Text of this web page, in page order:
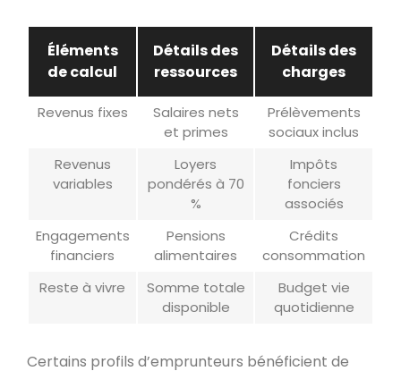
Éléments
de calcul
Détails des
ressources
Détails des
charges
Revenus fixes
Salaires nets
et primes
Prélèvements
sociaux inclus
Revenus
variables
Loyers
pondérés à 70
%
Impôts
fonciers
associés
Engagements
financiers
Pensions
alimentaires
Crédits
consommation
Reste à vivre
Somme totale
disponible
Budget vie
quotidienne
Certains profils d’emprunteurs bénéficient de